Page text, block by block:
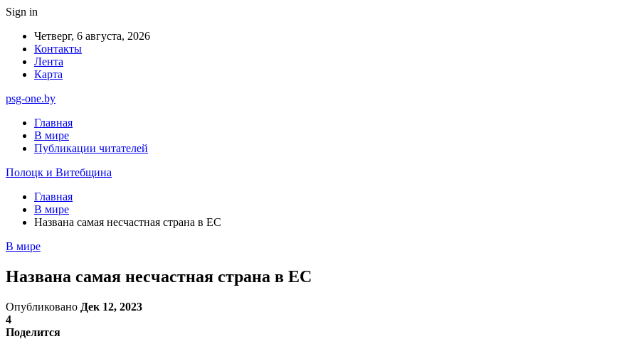
Sign in
Четверг, 6 августа, 2026
Контакты
Лента
Карта
psg-one.by
Главная
В мире
Публикации читателей
Полоцк и Витебщина
Главная
В мире
Названа самая несчастная страна в ЕС
В мире
Названа самая несчастная страна в ЕС
Опубликовано Дек 12, 2023
4
Поделится